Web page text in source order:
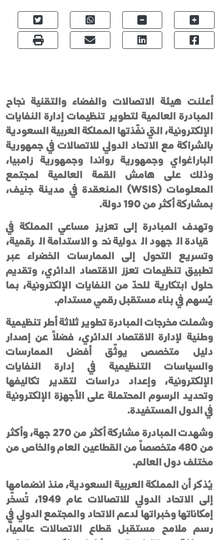
أعلنت هيئة الاتصالات والفضاء والتقنية نجاح
المبادرة العالمية لتطوير تنظيمات إدارة النفايات
الإلكترونية، التي نفّذتها المملكة العربية السعودية
بالشراكة مع الاتحاد الدولي للاتصالات في جمهورية
الباراغواي وجمهورية رواندا وجمهورية زامبيا،
وذلك على هامش القمة العالمية لمجتمع
المعلومات (WSIS) المنعقدة في مدينة جنيف،
بمشاركة أكثر من 190 دولة.
وتهدف المبادرة إلى تعزيز مساعي المملكة في
قيادة الجهود الدولية نحو الاستدامة الرقمية،
وتسريع التحول إلى الممارسات الخضراء عبر
تطبيق تنظيمات تعزز الاقتصاد الدائري، وتقديم
حلول ابتكارية للحدّ من النفايات الإلكترونية، بما
يُسهم في بناء مستقبل رقمي مستدام.
وشملت مخرجات المبادرة تطوير ثلاثة أطر تنظيمية
وطنية لإدارة الاقتصاد الدائري، فضلاً عن إصدار
دليل متخصص يوثّق أفضل الممارسات
والسياسات التنظيمية في إدارة النفايات
الإلكترونية، وإعداد دراسات لتقدير تكاليفها
وتحديد الرسوم المحتملة على الأجهزة الإلكترونية
في الدول المستفيدة.
وشهدت المبادرة مشاركة أكثر من 270 جهة، وأكثر
من 480 متخصصاً من القطاعين العام والخاص من
مختلف دول العالم.
يُذكر أن المملكة العربية السعودية، منذ انضمامها
إلى الاتحاد الدولي للاتصالات عام 1949، تُسخّر
إمكاناتها وخبراتها لدعم الاتحاد والمجتمع الدولي في
رسم ملامح مستقبل قطاع الاتصالات عالمياً،